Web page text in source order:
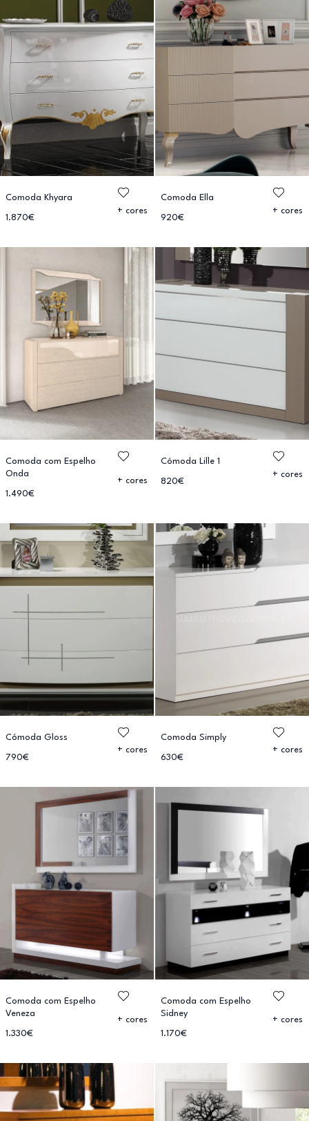
Comoda Khyara
1.870€
+ cores
Comoda Ella
920€
+ cores
Comoda com Espelho
Onda
1.490€
+ cores
Cómoda Lille 1
820€
+ cores
Cómoda Gloss
790€
+ cores
Comoda Simply
630€
+ cores
Comoda com Espelho
Veneza
1.330€
+ cores
Comoda com Espelho
Sidney
1.170€
+ cores